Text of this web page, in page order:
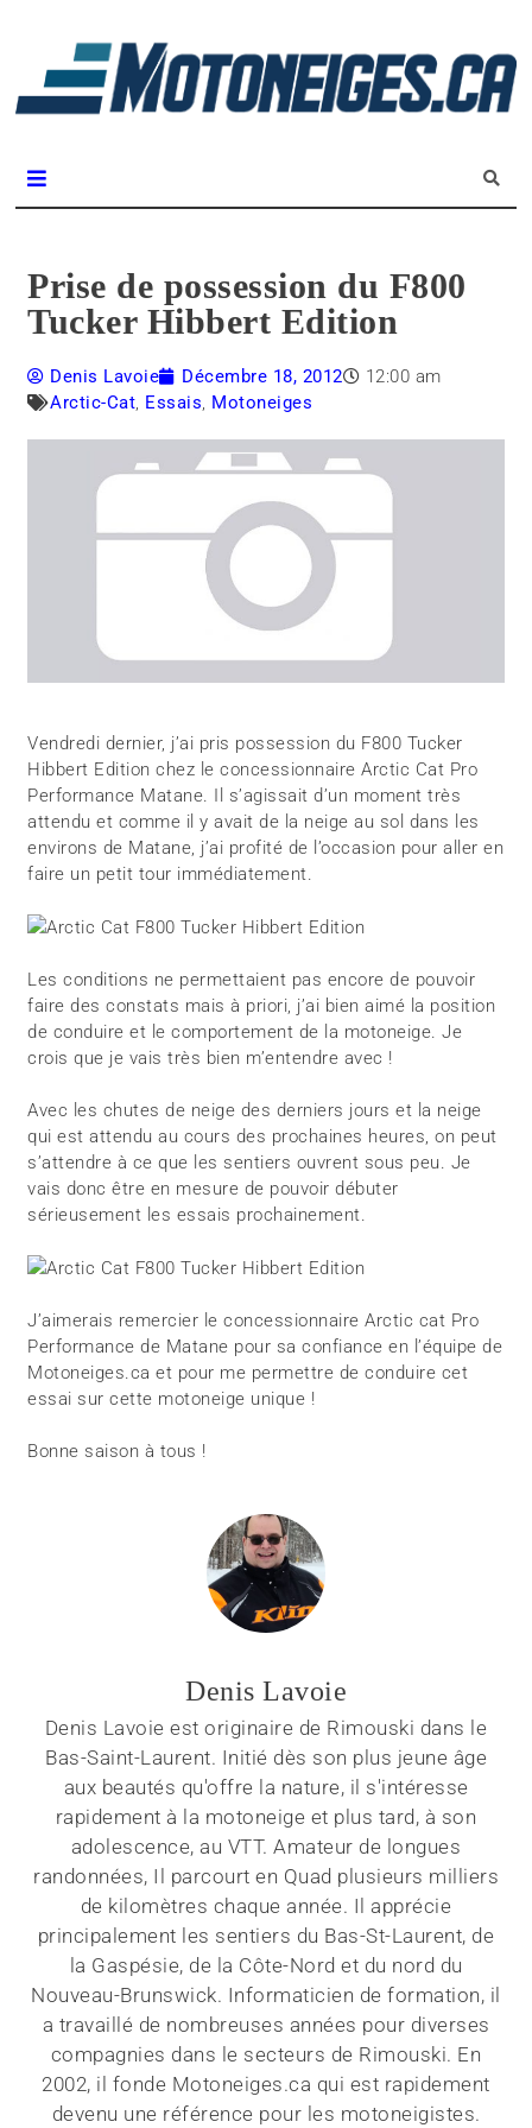
Prise de possession du F800
Tucker Hibbert Edition
Denis Lavoie Décembre 18, 2012
12:00 am
Arctic-Cat, Essais, Motoneiges
Vendredi dernier, j’ai pris possession du F800 Tucker
Hibbert Edition chez le concessionnaire Arctic Cat Pro
Performance Matane. Il s’agissait d’un moment très
attendu et comme il y avait de la neige au sol dans les
environs de Matane, j’ai profité de l’occasion pour aller en
faire un petit tour immédiatement.
Les conditions ne permettaient pas encore de pouvoir
faire des constats mais à priori, j’ai bien aimé la position
de conduire et le comportement de la motoneige. Je
crois que je vais très bien m’entendre avec !
Avec les chutes de neige des derniers jours et la neige
qui est attendu au cours des prochaines heures, on peut
s’attendre à ce que les sentiers ouvrent sous peu. Je
vais donc être en mesure de pouvoir débuter
sérieusement les essais prochainement.
J’aimerais remercier le concessionnaire Arctic cat Pro
Performance de Matane pour sa confiance en l’équipe de
Motoneiges.ca et pour me permettre de conduire cet
essai sur cette motoneige unique !
Bonne saison à tous !
Denis Lavoie
Denis Lavoie est originaire de Rimouski dans le
Bas-Saint-Laurent. Initié dès son plus jeune âge
aux beautés qu'offre la nature, il s'intéresse
rapidement à la motoneige et plus tard, à son
adolescence, au VTT. Amateur de longues
randonnées, Il parcourt en Quad plusieurs milliers
de kilomètres chaque année. Il apprécie
principalement les sentiers du Bas-St-Laurent, de
la Gaspésie, de la Côte-Nord et du nord du
Nouveau-Brunswick. Informaticien de formation, il
a travaillé de nombreuses années pour diverses
compagnies dans le secteurs de Rimouski. En
2002, il fonde Motoneiges.ca qui est rapidement
devenu une référence pour les motoneigistes.